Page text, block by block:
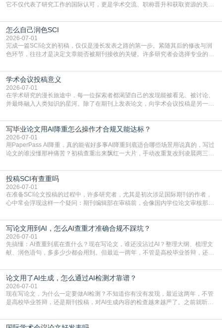
它不仅代表了研究工作的国际认可，更是学术交流、职称晋升和获取资源的关键
战与困惑。从选题立意到投稿回应，每一步都需要精心的策略与扎实的工作。本
篇AEIC学术交流中心小编就为大家介绍“发SCI文章”。一、精准定位是成功的第
一步发表SCI文章，首要解决的问题是“投
怎么自己润色SCI
2026-07-01
完成一篇SCI论文的初稿，仅仅是漫长发表之路的第一步。紧随其后的修改与润
色环节，往往才是决定文章能否被期刊接收的关键。许多研究者会选择专业的语
质量，更能在此过程中深化对学术写作的理解。如何系统、高效地打磨自己的论
文，使其在语言和学术表达上更符合国际期刊的要求，是每位研究者值得投入学
习的技能。本篇AEIC学术交流中心小编就为大家介
学术会议投稿意义
2026-07-01
在学术研究的漫长旅途中，每一位探索者都渴望自己的发现能被看见、被讨论、
并最终融入人类知识的星河。除了在期刊上发表论文，向学术会议投稿是另一个
广阔学术天地的大门，连接着个体研究与社会网络。本篇AEIC学术交流中心小编
就为大家介绍“学术会议投稿意义”。一、加速研究成果的传播与反馈学术会议通
常具有周期短、时效性强的特点。相比期刊漫长的
写毕业论文用AI降重怎么操作才合规又能达标？
2026-07-01
用PaperPass AI降重，真的能省好多事AI降重到底适合哪些场景用说真的，写过
论文的谁没懂那种痛苦？初稿查重出来飘红一大片，手动改重复改到凌晨两三
到秃头。这时候靠谱的AI降重真的就是救命稻草，选对工具，半天就能搞定你两
三天都做不完的事。不是所有人都需要用AI降重，但如果你符合下面这些场景，
真的可以试试：初稿写完重复率远超要
投稿SCI有查重吗
2026-07-01
在准备SCI论文投稿的过程中，许多研究者，尤其是初次涉足国际期刊的作者，
心中常会浮现这样一个疑问：期刊编辑部在审稿前，会像国内学位论文审核那
论文的初审通过率。实际上，SCI期刊对重复内容的审查是严谨投稿流程中不可
或缺的一环。本篇AEIC学术交流中心小编就为大家介绍“投稿SCI有查重吗”。
一、查重是标准流程答案是明确的：绝大多数S
写论文用到AI，怎么AI查重才准确合规不踩坑？
2026-07-01
先搞懂：AI查重到底在查什么？现在写论文，谁还没沾过AI？整理大纲、梳理文
献、润色语句，多多少少都会用到。但最近一两年，不管是高校毕业答辩，还是
须加做AI查重。很多人分不清，AI查重和普通查重到底有啥区别？这里说透：普
通查重查的是你的文字和已公开文献的重复比例，防的是抄袭；AI查重查的是你
的内容里，有多少是AI生成的，防的是过
论文用了AI生成，怎么通过AI检测才靠谱？
2026-07-01
现在写论文，为什么一定要做AI检测？不知道你有没有发现，最近这两年，不管
是高校毕业答辩，还是期刊投稿，对AI生成内容的检查越来越严了。之前就听身
要求修改，还差点被判定学术不规范，真的太冤了。现在国内多数高校和核心期